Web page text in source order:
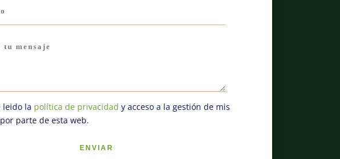
leido la política de privacidad y acceso a la gestión de mis
parte de esta web.